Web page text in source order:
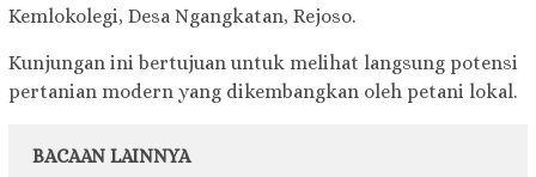
Kemlokolegi, Desa Ngangkatan, Rejoso.
Kunjungan ini bertujuan untuk melihat langsung potensi
pertanian modern yang dikembangkan oleh petani lokal.
BACAAN LAINNYA